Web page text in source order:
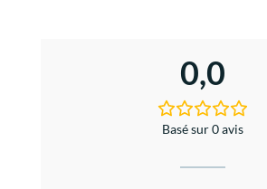
0,0
Basé sur 0 avis